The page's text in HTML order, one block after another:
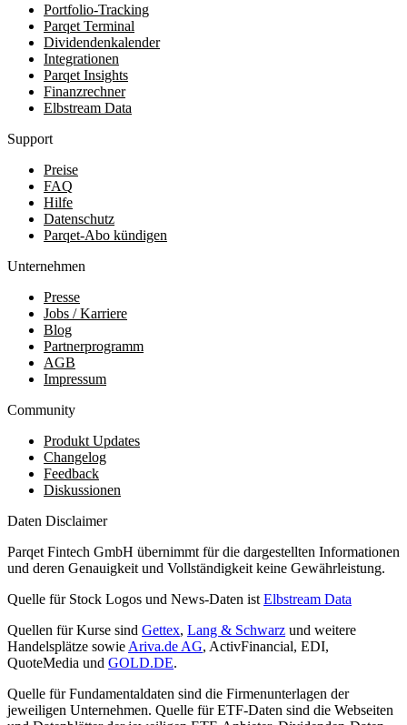
Portfolio-Tracking
Parqet Terminal
Dividendenkalender
Integrationen
Parqet Insights
Finanzrechner
Elbstream Data
Support
Preise
FAQ
Hilfe
Datenschutz
Parqet-Abo kündigen
Unternehmen
Presse
Jobs / Karriere
Blog
Partnerprogramm
AGB
Impressum
Community
Produkt Updates
Changelog
Feedback
Diskussionen
Daten Disclaimer
Parqet Fintech GmbH übernimmt für die dargestellten Informationen
und deren Genauigkeit und Vollständigkeit keine Gewährleistung.
Quelle für Stock Logos und News-Daten ist Elbstream Data
Quellen für Kurse sind Gettex, Lang & Schwarz und weitere
Handelsplätze sowie Ariva.de AG, ActivFinancial, EDI,
QuoteMedia und GOLD.DE.
Quelle für Fundamentaldaten sind die Firmenunterlagen der
jeweiligen Unternehmen. Quelle für ETF-Daten sind die Webseiten